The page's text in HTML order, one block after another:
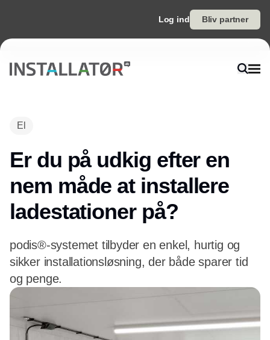
Log ind Bliv partner
El
Er du på udkig efter en
nem måde at installere
ladestationer på?
podis®-systemet tilbyder en enkel, hurtig og
sikker installationsløsning, der både sparer tid
og penge.